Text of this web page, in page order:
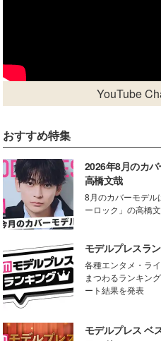
YouTube
おすすめ特集
2026年8月のカバ
高橋文哉
8月のカバーモデル
ーロック」の高橋
モデルプレスラ
各種エンタメ・ラ
まつわるランキン
ート結果を発表
モデルプレス ベ